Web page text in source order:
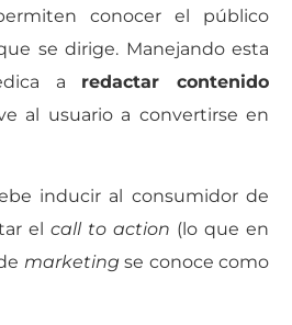
conocer el público
se dirige. Manejando esta
a redactar contenido
al usuario a convertirse en
inducir al consumidor de
el call to action (lo que en
marketing se conoce como